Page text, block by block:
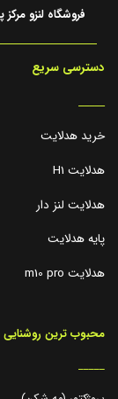
فروشگاه لنزو
دسترسی سریع
_____
خرید هدلایت
هدلایت H1
هدلایت لنز دار
پایه هدلایت
هدلایت m10 pro
محبوب ترین روشنایی
_____